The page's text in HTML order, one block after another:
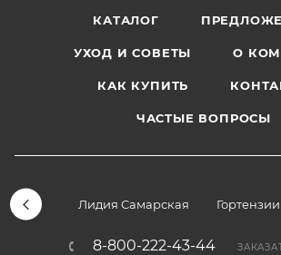
КАТАЛОГ
УХОД И СОВЕТЫ О
КАК КУПИТЬ
ЧАСТЫЕ ВОПРОСЫ
Лидия Самарская Гортензии
8-800-222-43-44